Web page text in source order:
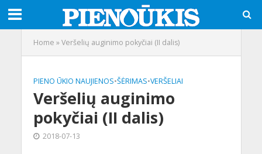
Home »Veršelių auginimo pokyčiai (II dalis)
PIENO ŪKIO NAUJIENOS•ŠĖRIMAS•VERŠELIAI
Veršelių auginimo
pokyčiai (II dalis)
2018-07-13